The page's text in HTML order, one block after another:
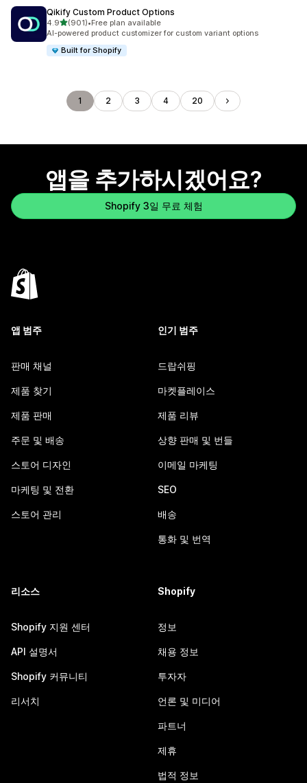
Qikify Custom Product Options
4.9별 5개 중
(901)
총 리뷰 901개
•Free plan available
AI-powered product customizer for custom variant options
Built for Shopify
1 2 3 4 20
앱을 추가하시겠어요?
Shopify 3일 무료 체험
앱 범주
판매 채널
제품 찾기
제품 판매
주문 및 배송
스토어 디자인
마케팅 및 전환
스토어 관리
인기 범주
드랍쉬핑
마켓플레이스
제품 리뷰
상향 판매 및 번들
이메일 마케팅
SEO
배송
통화 및 번역
리소스
Shopify 지원 센터
API 설명서
Shopify 커뮤니티
리서치
Shopify
정보
채용 정보
투자자
언론 및 미디어
파트너
제휴
법적 정보